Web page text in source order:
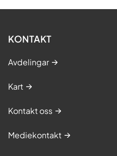
KONTAKT
Avdelingar
Kart
Kontakt oss
Mediekontakt